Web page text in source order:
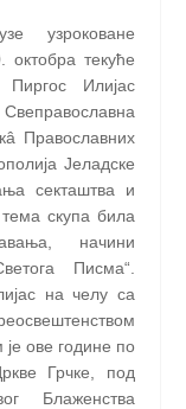
узроковане
текуће
Илијас
Православних
Јеладске
секташтва и
скупа била
начини
Писма“.
на челу са
ове године по
Грчке, под
Блаженства